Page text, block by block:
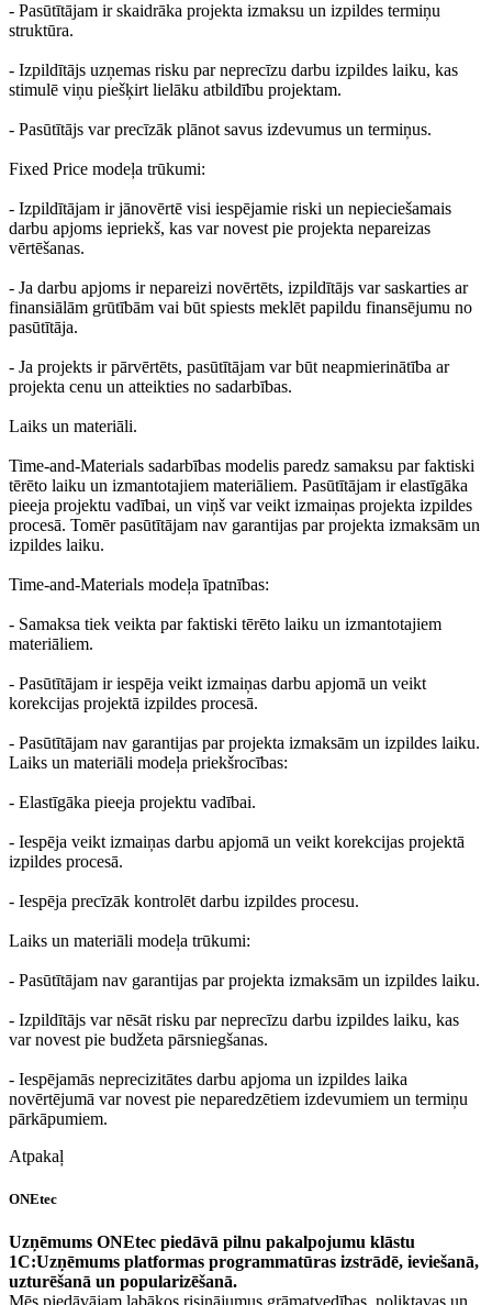
- Pasūtītājam ir skaidrāka projekta izmaksu un izpildes termiņu
struktūra.
- Izpildītājs uzņemas risku par neprecīzu darbu izpildes laiku, kas
stimulē viņu piešķirt lielāku atbildību projektam.
- Pasūtītājs var precīzāk plānot savus izdevumus un termiņus.
Fixed Price modeļa trūkumi:
- Izpildītājam ir jānovērtē visi iespējamie riski un nepieciešamais
darbu apjoms iepriekš, kas var novest pie projekta nepareizas
vērtēšanas.
- Ja darbu apjoms ir nepareizi novērtēts, izpildītājs var saskarties ar
finansiālām grūtībām vai būt spiests meklēt papildu finansējumu no
pasūtītāja.
- Ja projekts ir pārvērtēts, pasūtītājam var būt neapmierinātība ar
projekta cenu un atteikties no sadarbības.
Laiks un materiāli.
Time-and-Materials sadarbības modelis paredz samaksu par faktiski
tērēto laiku un izmantotajiem materiāliem. Pasūtītājam ir elastīgāka
pieeja projektu vadībai, un viņš var veikt izmaiņas projekta izpildes
procesā. Tomēr pasūtītājam nav garantijas par projekta izmaksām un
izpildes laiku.
Time-and-Materials modeļa īpatnības:
- Samaksa tiek veikta par faktiski tērēto laiku un izmantotajiem
materiāliem.
- Pasūtītājam ir iespēja veikt izmaiņas darbu apjomā un veikt
korekcijas projektā izpildes procesā.
- Pasūtītājam nav garantijas par projekta izmaksām un izpildes laiku.
Laiks un materiāli modeļa priekšrocības:
- Elastīgāka pieeja projektu vadībai.
- Iespēja veikt izmaiņas darbu apjomā un veikt korekcijas projektā
izpildes procesā.
- Iespēja precīzāk kontrolēt darbu izpildes procesu.
Laiks un materiāli modeļa trūkumi:
- Pasūtītājam nav garantijas par projekta izmaksām un izpildes laiku.
- Izpildītājs var nēsāt risku par neprecīzu darbu izpildes laiku, kas
var novest pie budžeta pārsniegšanas.
- Iespējamās neprecizitātes darbu apjoma un izpildes laika
novērtējumā var novest pie neparedzētiem izdevumiem un termiņu
pārkāpumiem.
Atpakaļ
ONEtec
Uzņēmums ONEtec piedāvā pilnu pakalpojumu klāstu
1C:Uzņēmums platformas programmatūras izstrādē, ieviešanā,
uzturēšanā un popularizēšanā.